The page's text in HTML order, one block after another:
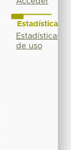
Estadísticas
Estadísticas
de uso